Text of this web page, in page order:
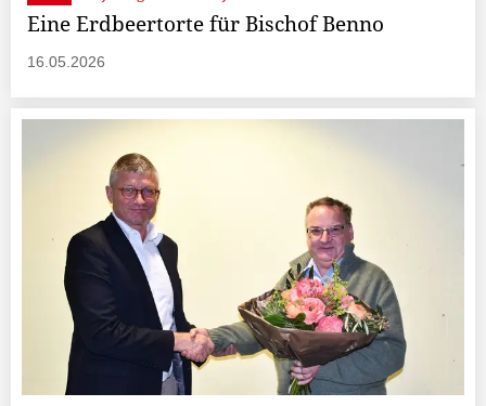
Eine Erdbeertorte für Bischof Benno
16.05.2026